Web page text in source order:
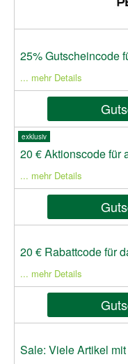
25% Gutscheincode
... mehr Details
20 € Aktionscode für
exklusiv
... mehr Details
20 € Rabattcode für
... mehr Details
Sale: Viele Artikel